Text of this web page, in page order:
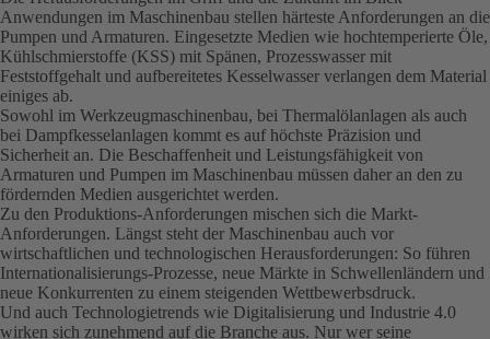
Anwendungen im Maschinenbau stellen härteste Anforderungen an die
Pumpen und Armaturen. Eingesetzte Medien wie hochtemperierte Öle,
Kühlschmierstoffe (KSS) mit Spänen, Prozesswasser mit
Feststoffgehalt und aufbereitetes Kesselwasser verlangen dem Material
einiges ab.
Sowohl im Werkzeugmaschinenbau, bei Thermalölanlagen als auch
bei Dampfkessel­anlagen kommt es auf höchste Präzision und
Sicherheit an. Die Beschaffenheit und Leistungsfähigkeit von
Armaturen und Pumpen im Maschinenbau müssen daher an den zu
fördernden Medien ausgerichtet werden.
Zu den Produktions-Anforderungen mischen sich die Markt-
Anforderungen. Längst steht der Maschinenbau auch vor
wirtschaftlichen und technologischen Heraus­forderungen: So führen
Internationalisierungs-Prozesse, neue Märkte in Schwellen­ländern und
neue Konkurrenten zu einem steigenden Wettbewerbsdruck.
Und auch Technologietrends wie Digitalisierung und Industrie 4.0
wirken sich zunehmend auf die Branche aus. Nur wer seine